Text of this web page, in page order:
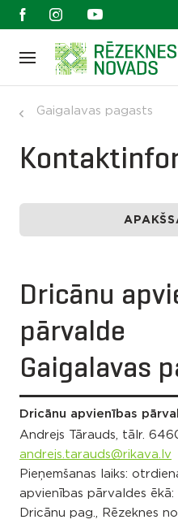
Gaigalavas pagasts
Dricānu
pārvalde
Gaigalavas
Dricānu apvienības
Andrejs Tārauds, tālr.
andrejs.tarauds@rikava.lv
Pieņemšanas laiks:
apvienības pārvaldes
Dricānu pag., Rēzeknes